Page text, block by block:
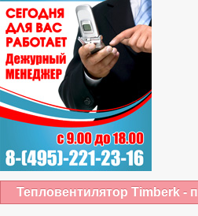
Тепловентилятор Timberk -